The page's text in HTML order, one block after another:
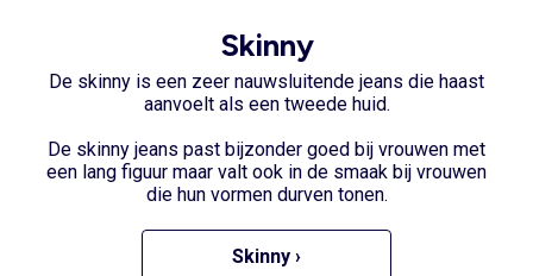
Skinny
De skinny is een zeer nauwsluitende jeans die haast
aanvoelt als een tweede huid.
De skinny jeans past bijzonder goed bij vrouwen met
een lang figuur maar valt ook in de smaak bij vrouwen
die hun vormen durven tonen.
Skinny ›